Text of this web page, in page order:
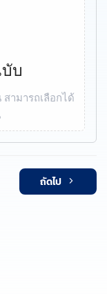
บ
ามารถเลือกได้
ถัดไป